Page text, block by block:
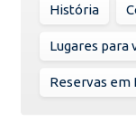
História
Lugares para
Reservas em